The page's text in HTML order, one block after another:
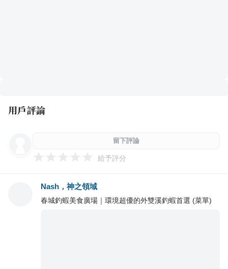
用戶評論
留下評論
給予評分
Nash，神之領域
春城釣蝦美食廣場｜環境超優的外雙溪釣蝦首選 (菜單)